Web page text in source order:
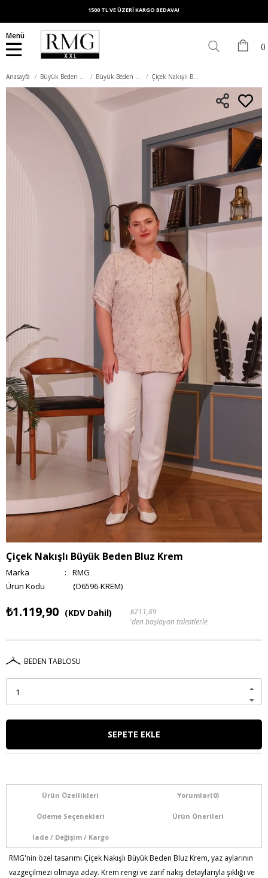
1500 TL VE ÜZERİ KARGO BEDAVA!
Menü
Anasayfa Büyük Beden Üst Giyim Büyük Beden Bluz Çiçek Nakışlı Büyük Beden Bluz Krem
Çiçek Nakışlı Büyük Beden Bluz Krem
Marka :
RMG
(O6596-KREM)
₺1.119,90 (KDV Dahil)
₺211,89
'den başlayan taksitlerle
BEDEN TABLOSU
Ürün Özellikleri Yorumlar(0)
Ödeme Seçenekleri Ürün Önerileri
İade / Değişim / Kargo
RMG'nin özel tasarımı Çiçek Nakışlı Büyük Beden Bluz Krem, yaz aylarının
vazgeçilmezi olmaya aday. Krem rengi ve zarif nakış detaylarıyla şıklığı ve